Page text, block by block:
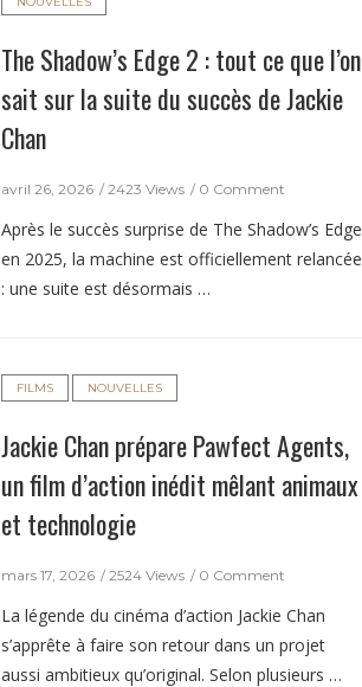
The Shadow’s Edge 2 : tout ce que l’on
sait sur la suite du succès de Jackie
Chan
avril 26, 2026 2423 Views 0 Comment
Après le succès surprise de The Shadow’s Edge
en 2025, la machine est officiellement relancée
: une suite est désormais …
FILMS NOUVELLES
Jackie Chan prépare Pawfect Agents,
un film d’action inédit mêlant animaux
et technologie
mars 17, 2026 2524 Views 0 Comment
La légende du cinéma d’action Jackie Chan
s’apprête à faire son retour dans un projet
aussi ambitieux qu’original. Selon plusieurs …